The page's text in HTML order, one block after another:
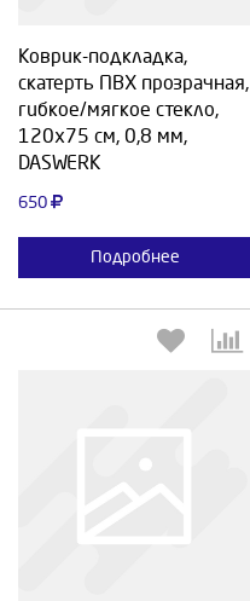
Коврик-подкладка,
скатерть ПВХ прозрачная,
гибкое/мягкое стекло,
120х75 см, 0,8 мм,
DASWERK
650
Подробнее
Продолжить Отмена